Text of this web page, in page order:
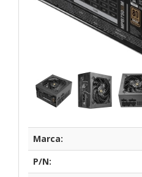
Marca:
P/N: